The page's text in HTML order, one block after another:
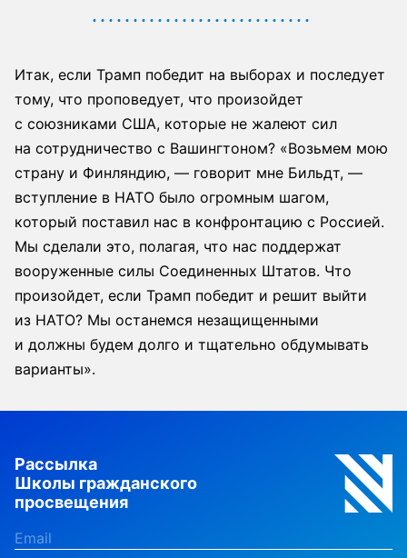
Итак, если Трамп победит на выборах и последует
тому, что проповедует, что произойдет
с союзниками США, которые не жалеют сил
на сотрудничество с Вашингтоном? «Возьмем мою
страну и Финляндию, — говорит мне Бильдт, —
вступление в НАТО было огромным шагом,
который поставил нас в конфронтацию с Россией.
Мы сделали это, полагая, что нас поддержат
вооруженные силы Соединенных Штатов. Что
произойдет, если Трамп победит и решит выйти
из НАТО? Мы останемся незащищенными
и должны будем долго и тщательно обдумывать
варианты».
Рассылка
Школы гражданского
просвещения